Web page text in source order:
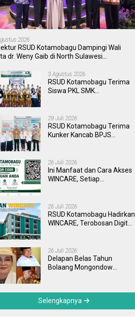
2026
RSUD Kotamobagu Dampingi Wali
dr. Weny Gaib di North Sulawesi
3 Agustus 2026
RSUD Kotamobagu Terima
Siswa PKL SMK
dan Layanan Kesehatan
29 Juli 2026
RSUD Kotamobagu Terima
Kunker Kancab BPJS
Wujudkan UHC
26 Juli 2026
Ini Manfaat dan Cara Akses
WINCARE, Setiap
Dipantau Dan Ditangani
dengan Tuntas
26 Juli 2026
RSUD Kotamobagu Hadirkan
WINCARE, Terobosan Digital
yang Cepat, Transparan, dan
Responsif
26 Juli 2026
Delapan Belas Tahun
Bolaang Mongondow
Sebuah Daerah yang
Menolak Tertinggal
Selengkapnya